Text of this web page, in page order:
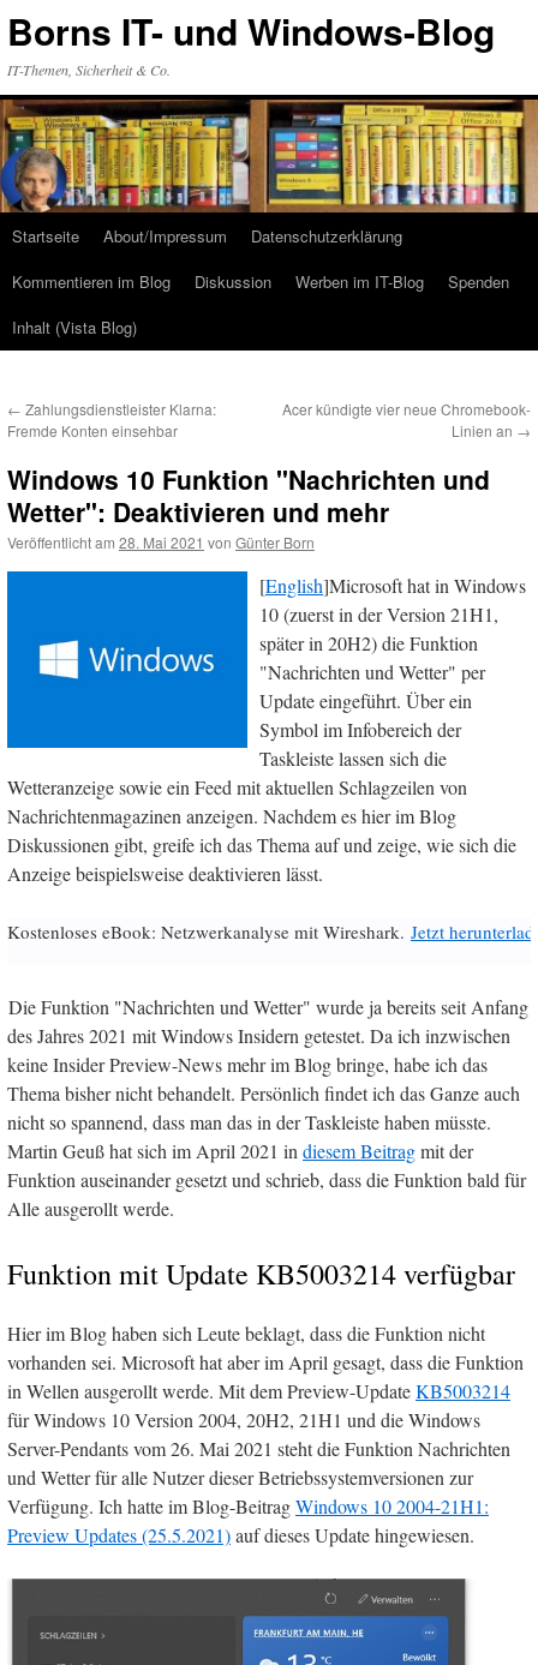
Inhalt
Borns IT- und Windows-Blog
IT-Themen, Sicherheit & Co.
Startseite About/Impressum
Datenschutzerklärung
Kommentieren im Blog
Diskussion Werben im IT-Blog
Spenden
Inhalt (Vista Blog)
← Zahlungsdienstleister Klarna:
Fremde Konten einsehbar
Acer kündigte vier neue Chromebook-
Linien an →
Windows 10 Funktion "Nachrichten und
Wetter": Deaktivieren und mehr
Veröffentlicht am 28. Mai 2021 von Günter Born
[English]Microsoft hat in Windows
10 (zuerst in der Version 21H1,
später in 20H2) die Funktion
"Nachrichten und Wetter" per
Update eingeführt. Über ein
Symbol im Infobereich der
Taskleiste lassen sich die
Wetteranzeige sowie ein Feed mit aktuellen Schlagzeilen von
Nachrichtenmagazinen anzeigen. Nachdem es hier im Blog
Diskussionen gibt, greife ich das Thema auf und zeige, wie sich die
Anzeige beispielsweise deaktivieren lässt.
Kostenloses eBook: Netzwerkanalyse mit Wireshark. Jetzt
Die Funktion "Nachrichten und Wetter" wurde ja bereits seit Anfang
des Jahres 2021 mit Windows Insidern getestet. Da ich inzwischen
keine Insider Preview-News mehr im Blog bringe, habe ich das
Thema bisher nicht behandelt. Persönlich findet ich das Ganze auch
nicht so spannend, dass man das in der Taskleiste haben müsste.
Martin Geuß hat sich im April 2021 indiesem Beitragmit der
Funktion auseinander gesetzt und schrieb, dass die Funktion bald für
Alle ausgerollt werde.
Funktion mit Update KB5003214 verfügbar
Hier im Blog haben sich Leute beklagt, dass die Funktion nicht
vorhanden sei. Microsoft hat aber im April gesagt, dass die Funktion
in Wellen ausgerollt werde. Mit dem Preview-UpdateKB5003214
für Windows 10 Version 2004, 20H2, 21H1 und die Windows
Server-Pendants vom 26. Mai 2021 steht die Funktion Nachrichten
und Wetter für alle Nutzer dieser Betriebssystemversionen zur
Verfügung. Ich hatte im Blog-BeitragWindows 10 2004-21H1:
Preview Updates (25.5.2021)auf dieses Update hingewiesen.